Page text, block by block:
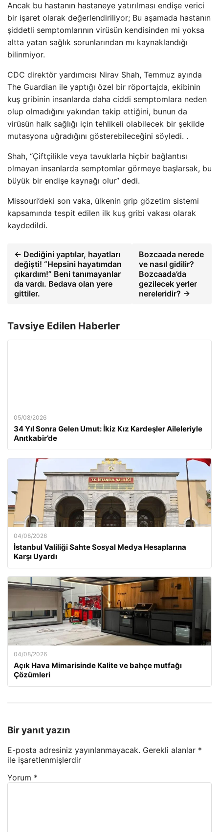
Ancak bu hastanın hastaneye yatırılması endişe verici
bir işaret olarak değerlendiriliyor; Bu aşamada hastanın
şiddetli semptomlarının virüsün kendisinden mi yoksa
altta yatan sağlık sorunlarından mı kaynaklandığı
bilinmiyor.
CDC direktör yardımcısı Nirav Shah, Temmuz ayında
The Guardian ile yaptığı özel bir röportajda, ekibinin
kuş gribinin insanlarda daha ciddi semptomlara neden
olup olmadığını yakından takip ettiğini, bunun da
virüsün halk sağlığı için tehlikeli olabilecek bir şekilde
mutasyona uğradığını gösterebileceğini söyledi. .
Shah, “Çiftçilikle veya tavuklarla hiçbir bağlantısı
olmayan insanlarda semptomlar görmeye başlarsak, bu
büyük bir endişe kaynağı olur” dedi.
Missouri’deki son vaka, ülkenin grip gözetim sistemi
kapsamında tespit edilen ilk kuş gribi vakası olarak
kaydedildi.
← Dediğini yaptılar, hayatları
değişti! “Hepsini hayatımdan
çıkardım!” Beni tanımayanlar
da vardı. Bedava olan yere
gittiler.
Bozcaada nerede
ve nasıl gidilir?
Bozcaada’da
gezilecek yerler
nereleridir? →
Tavsiye Edilen Haberler
05/08/2026
34 Yıl Sonra Gelen Umut: İkiz Kız Kardeşler Aileleriyle
Anıtkabir’de
04/08/2026
İstanbul Valiliği Sahte Sosyal Medya Hesaplarına
Karşı Uyardı
04/08/2026
Açık Hava Mimarisinde Kalite ve bahçe mutfağı
Çözümleri
Bir yanıt yazın
E-posta adresiniz yayınlanmayacak. Gerekli alanlar *
ile işaretlenmişlerdir
Yorum *